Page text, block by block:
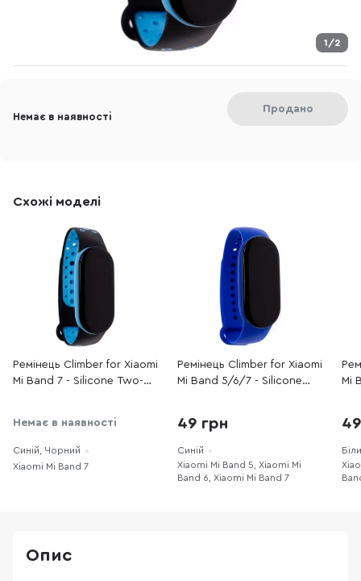
1/2
Немає в наявності
Продано
Схожі моделі
Ремінець Climber for Xiaomi
Mi Band 7 - Silicone Two-
Немає в наявності
Синій, Чорний
Xiaomi Mi Band 7
Ремінець Climber for Xiaomi
Mi Band 5/6/7 - Silicone
49 грн
Синій
Xiaomi Mi Band 5, Xiaomi Mi
Band 6, Xiaomi Mi Band 7
Mi
Опис